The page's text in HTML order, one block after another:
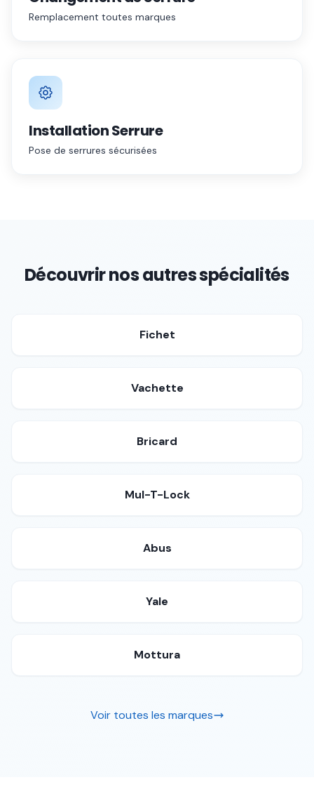
Remplacement toutes marques
Installation Serrure
Pose de serrures sécurisées
Découvrir nos autres spécialités
Fichet
Vachette
Bricard
Mul-T-Lock
Abus
Yale
Mottura
Voir toutes les marques